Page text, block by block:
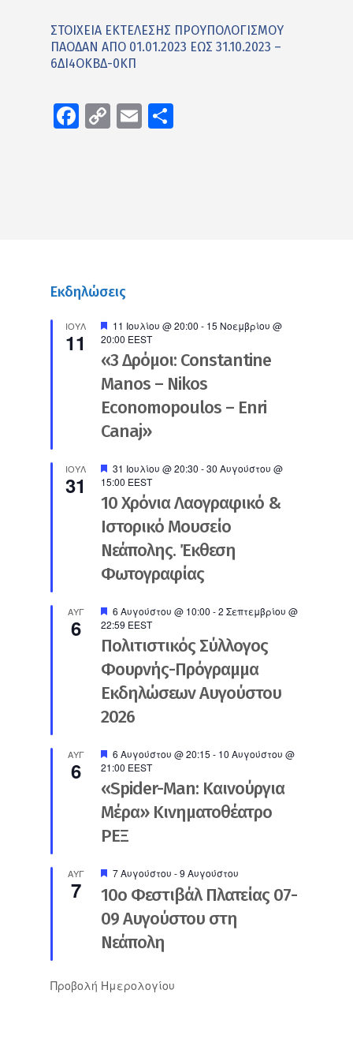
ΣΤΟΙΧΕΙΑ ΕΚΤΕΛΕΣΗΣ ΠΡΟΥΠΟΛΟΓΙΣΜΟΥ
ΠΑΟΔΑΝ ΑΠΟ 01.01.2023 ΕΩΣ 31.10.2023 –
6ΔΙ4ΟΚΒΔ-0ΚΠ
Facebook
CopyEmail
Εκδηλώσεις
ΙΟΎΛ
11
Προτεινόμενο
11 Ιουλίου @ 20:00 - 15 Νοεμβρίου @
20:00 EEST
«3 Δρόμοι: Constantine
Manos – Nikos
Economopoulos – Enri
Canaj»
ΙΟΎΛ
31
Προτεινόμενο
31 Ιουλίου @ 20:30 -30 Αυγούστου @
15:00 EEST
10 Χρόνια Λαογραφικό &
Ιστορικό Μουσείο
Νεάπολης. Έκθεση
Φωτογραφίας
ΑΥΓ
6
Προτεινόμενο
6 Αυγούστου @ 10:00 -2 Σεπτεμβρίου @
22:59 EEST
Πολιτιστικός Σύλλογος
Φουρνής-Πρόγραμμα
Εκδηλώσεων Αυγούστου
2026
ΑΥΓ
6
Προτεινόμενο
6 Αυγούστου @ 20:15 - 10 Αυγούστου @
21:00 EEST
«Spider-Man: Καινούργια
Μέρα» Κινηματοθέατρο
ΡΕΞ
ΑΥΓ
7
Προτεινόμενο
7 Αυγούστου -9 Αυγούστου
10ο Φεστιβάλ Πλατείας 07-
09 Αυγούστου στη
Νεάπολη
Προβολή Ημερολογίου